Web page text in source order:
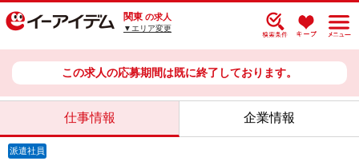
関東 の求人
▼エリア変更
この求人の応募期間は既に終了しております。
仕事情報 企業情報
派遣社員